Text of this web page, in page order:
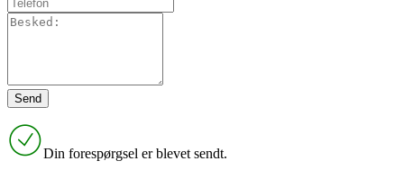
Din forespørgsel er blevet sendt.